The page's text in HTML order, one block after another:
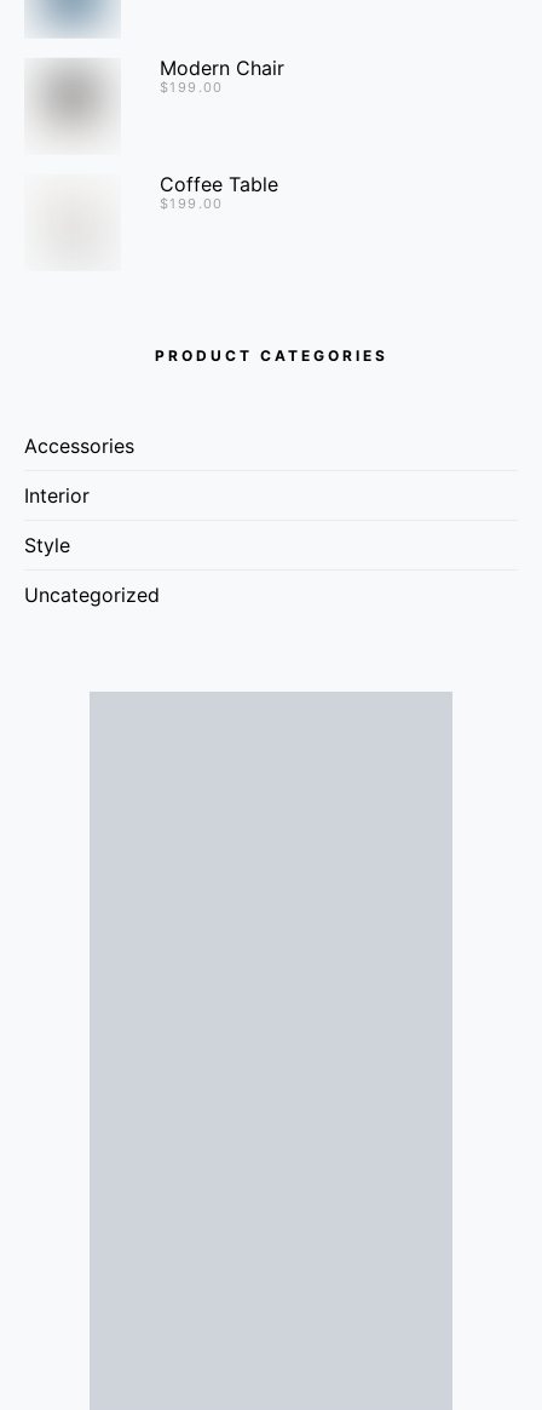
Modern Chair
$199.00
Coffee Table
$199.00
PRODUCT CATEGORIES
Accessories
Interior
Style
Uncategorized